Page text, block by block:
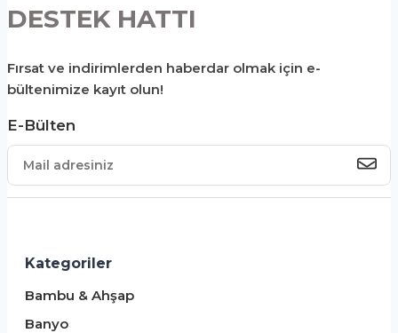
DESTEK HATTI
Fırsat ve indirimlerden haberdar olmak için e-
bültenimize kayıt olun!
E-Bülten
Kategoriler
Bambu & Ahşap
Banyo